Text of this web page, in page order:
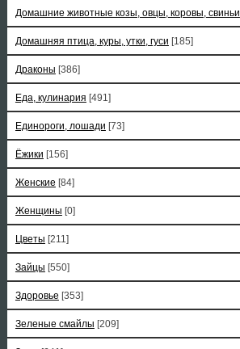
Домашние животные козы, овцы, коровы, свиньи
Домашняя птица, куры, утки, гуси [185]
Драконы [386]
Еда, кулинария [491]
Единороги, лошади [73]
Ёжики [156]
Женские [84]
Женщины [0]
Цветы [211]
Зайцы [550]
Здоровье [353]
Зеленые смайлы [209]